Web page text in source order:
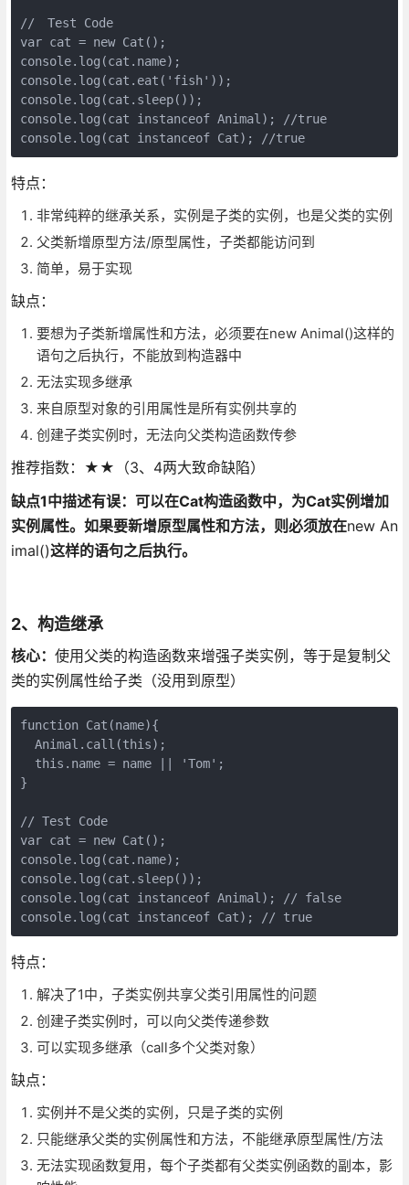
//　Test Code
var cat = new Cat();
console.log(cat.name);
console.log(cat.eat('fish'));
console.log(cat.sleep());
console.log(cat instanceof Animal); //true
console.log(cat instanceof Cat); //true
特点：
非常纯粹的继承关系，实例是子类的实例，也是父类的实例
父类新增原型方法/原型属性，子类都能访问到
简单，易于实现
缺点：
要想为子类新增属性和方法，必须要在new Animal()这样的
语句之后执行，不能放到构造器中
无法实现多继承
来自原型对象的引用属性是所有实例共享的
创建子类实例时，无法向父类构造函数传参
推荐指数：★★（3、4两大致命缺陷）
缺点1中描述有误：可以在Cat构造函数中，为Cat实例增加
实例属性。如果要新增原型属性和方法，则必须放在new An
imal()这样的语句之后执行。
2、构造继承
核心： 使用父类的构造函数来增强子类实例，等于是复制父
类的实例属性给子类（没用到原型）
function Cat(name){
  Animal.call(this);
  this.name = name || 'Tom';
}
// Test Code
var cat = new Cat();
console.log(cat.name);
console.log(cat.sleep());
console.log(cat instanceof Animal); // false
console.log(cat instanceof Cat); // true
特点：
解决了1中，子类实例共享父类引用属性的问题
创建子类实例时，可以向父类传递参数
可以实现多继承（call多个父类对象）
缺点：
实例并不是父类的实例，只是子类的实例
只能继承父类的实例属性和方法，不能继承原型属性/方法
无法实现函数复用，每个子类都有父类实例函数的副本，影